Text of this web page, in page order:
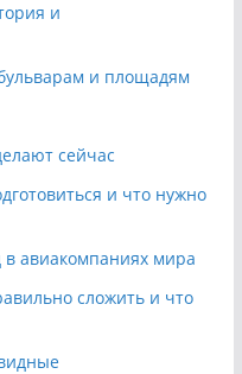
и
и площадям
сейчас
и что нужно
в авиакомпаниях мира
сложить и что